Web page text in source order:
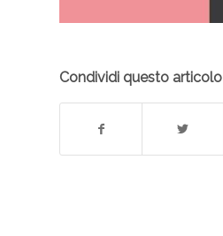
Condividi questo articolo